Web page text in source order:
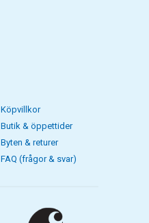
Köpvillkor
Butik & öppettider
Byten & returer
FAQ (frågor & svar)